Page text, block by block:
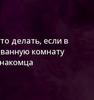
делать, если в
комнату